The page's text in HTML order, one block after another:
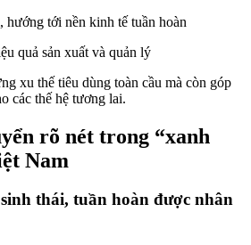
hướng tới nền kinh tế tuần hoàn
quả sản xuất và quản lý
xu thế tiêu dùng toàn cầu mà còn góp
các thế hệ tương lai.
rõ nét trong “xanh
Nam
thái, tuần hoàn được nhân